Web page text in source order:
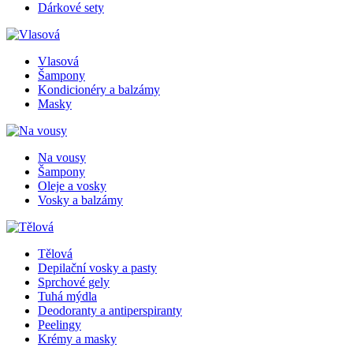
Dárkové sety
Vlasová
Šampony
Kondicionéry a balzámy
Masky
Na vousy
Šampony
Oleje a vosky
Vosky a balzámy
Tělová
Depilační vosky a pasty
Sprchové gely
Tuhá mýdla
Deodoranty a antiperspiranty
Peelingy
Krémy a masky